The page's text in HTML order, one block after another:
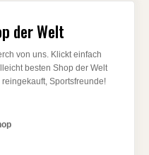
der Welt
von uns. Klickt einfach
besten Shop der Welt
Sportsfreunde!